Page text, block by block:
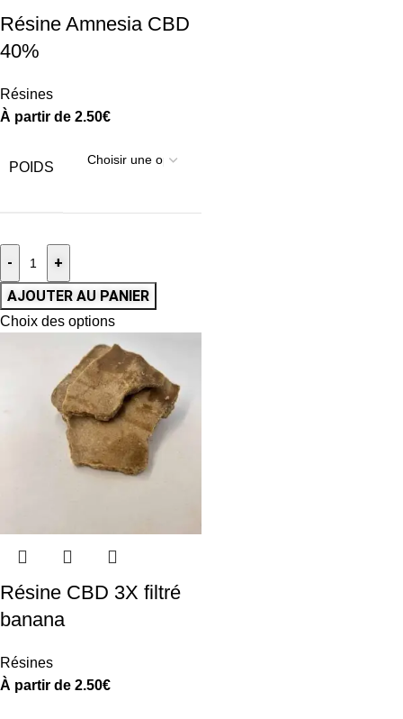
Résine Amnesia CBD
40%
Résines
À partir de 2.50€
POIDS
-
+
AJOUTER AU PANIER
Choix des options
Résine CBD 3X filtré
banana
Résines
À partir de 2.50€